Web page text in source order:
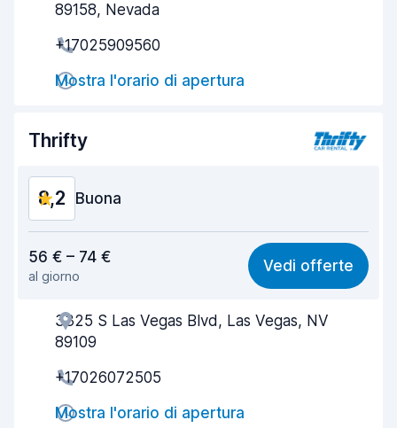
Condizioni dell'auto 8,6
89158, Nevada
+17025909560
Mostra l'orario di apertura
Thrifty
8,2 Buona
8,1
Facile da trovare 8,2
Gentilezza degli agenti
56 € – 74 €
al giorno
Vedi offerte
3325 S Las Vegas Blvd, Las Vegas, NV
89109
+17026072505
Mostra l'orario di apertura